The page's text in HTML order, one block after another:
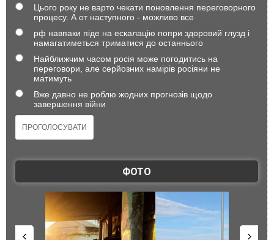
Цього року не варто чекати поновлення переговорного
процесу. А от наступного - можливо все
рф навпаки піде на ескалацію попри здоровий глузд і
намагатиметься триматися до останнього
Найближчим часом росія може погодитись на
переговори, але серйозних намірів росіяни не
матимуть
Вже давно не роблю жодних прогнозів щодо
завершення війни
ФОТО